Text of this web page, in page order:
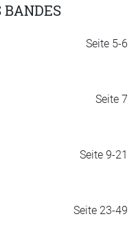
BANDES
Seite 5-6
Seite 7
Seite 9-21
Seite 23-49